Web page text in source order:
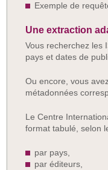
Exemple de
Une extraction
Vous recherchez les
pays et dates de
Ou encore, vous
métadonnées
Le Centre
format tabulé, selon
par pays,
par éditeurs,